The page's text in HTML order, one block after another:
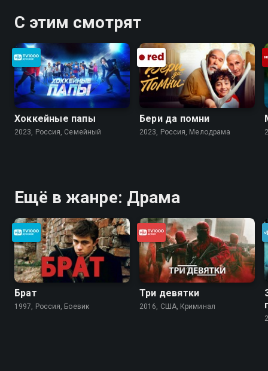
С этим смотрят
Хоккейные папы
2023, Россия, Cемейный
Бери да помни
2023, Россия, Мелодрама
Ещё в жанре: Драма
Брат
1997, Россия, Боевик
Три девятки
2016, США, Криминал